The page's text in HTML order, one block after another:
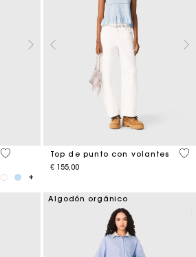
5 out of 5 Customer Rating
Top de punto con volantes
€ 155,00
4,1
Algodón orgánico